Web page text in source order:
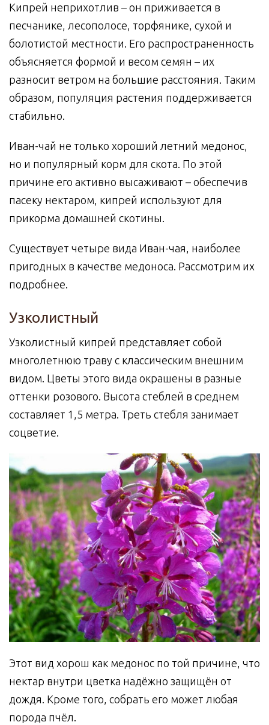
Кипрей неприхотлив – он приживается в
песчанике, лесополосе, торфянике, сухой и
болотистой местности. Его распространенность
объясняется формой и весом семян – их
разносит ветром на большие расстояния. Таким
образом, популяция растения поддерживается
стабильно.
Иван-чай не только хороший летний медонос,
но и популярный корм для скота. По этой
причине его активно высаживают – обеспечив
пасеку нектаром, кипрей используют для
прикорма домашней скотины.
Существует четыре вида Иван-чая, наиболее
пригодных в качестве медоноса. Рассмотрим их
подробнее.
Узколистный
Узколистный кипрей представляет собой
многолетнюю траву с классическим внешним
видом. Цветы этого вида окрашены в разные
оттенки розового. Высота стеблей в среднем
составляет 1,5 метра. Треть стебля занимает
соцветие.
Этот вид хорош как медонос по той причине, что
нектар внутри цветка надёжно защищён от
дождя. Кроме того, собрать его может любая
порода пчёл.